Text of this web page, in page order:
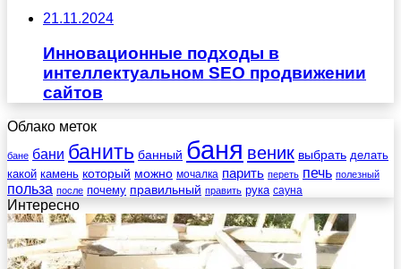
21.11.2024
Инновационные подходы в
интеллектуальном SEO продвижении
сайтов
Облако меток
бане бани банить банный баня веник выбрать делать
какой камень который можно мочалка парить переть печь полезный
польза после почему правильный править рука сауна
Интересно